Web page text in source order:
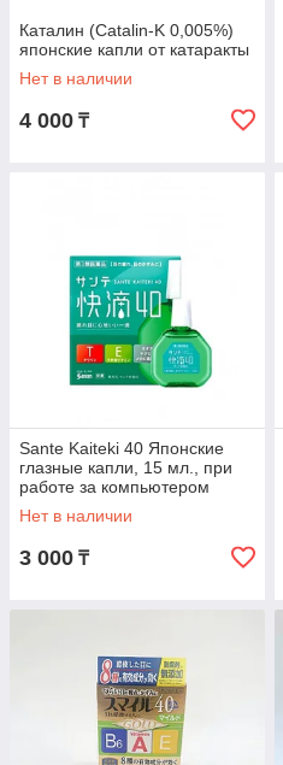
Каталин (Catalin-K 0,005%)
японские капли от катаракты
Нет в наличии
4 000 ₸
Sante Kaiteki 40 Японские
глазные капли, 15 мл., при
работе за компьютером
Нет в наличии
3 000 ₸